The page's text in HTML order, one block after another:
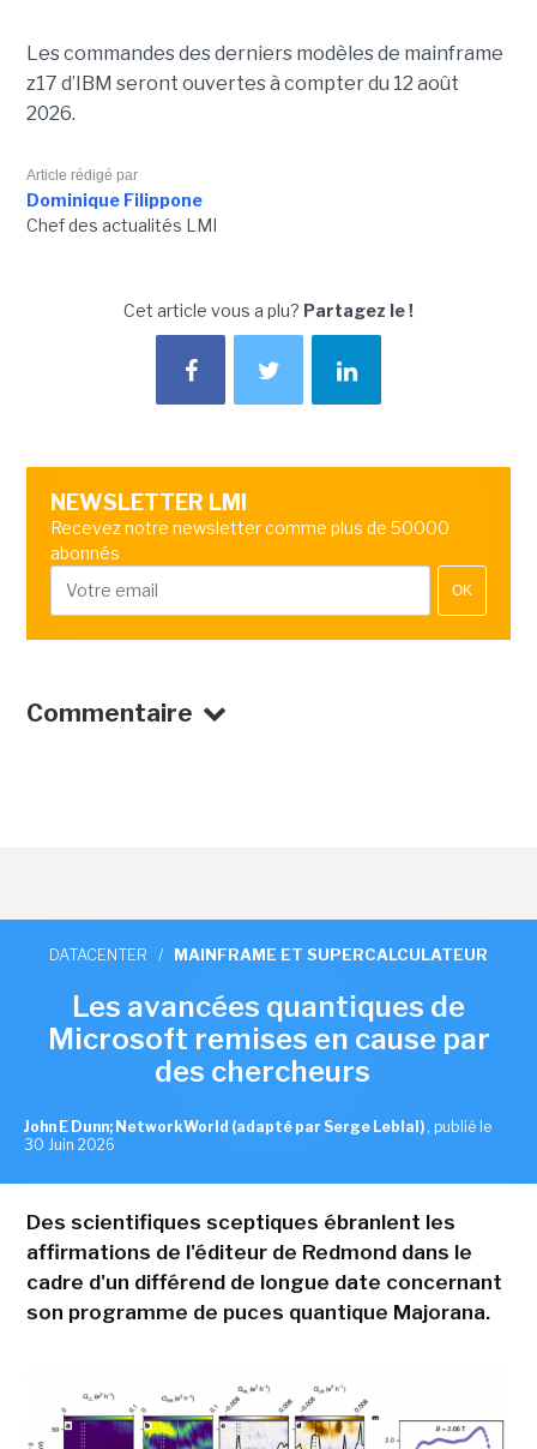
Les commandes des derniers modèles de mainframe
z17 d’IBM seront ouvertes à compter du 12 août
2026.
Article rédigé par
Dominique Filippone
Chef des actualités LMI
Cet article vous a plu? Partagez le !
NEWSLETTER LMI
Recevez notre newsletter comme plus de 50000
abonnés
OK
Commentaire
DATACENTER / MAINFRAME ET SUPERCALCULATEUR
Les avancées quantiques de
Microsoft remises en cause par
des chercheurs
John E Dunn; NetworkWorld (adapté par Serge Leblal) , publié le
30 Juin 2026
Des scientifiques sceptiques ébranlent les
affirmations de l'éditeur de Redmond dans le
cadre d'un différend de longue date concernant
son programme de puces quantique Majorana.